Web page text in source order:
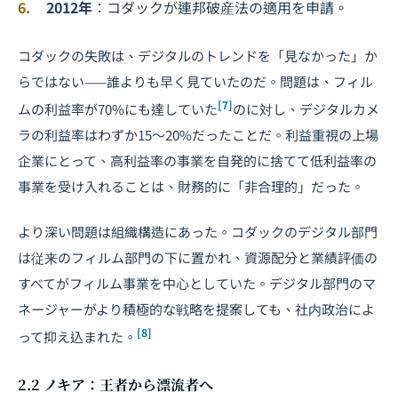
2012年 ：コダックが連邦破産法の適用を申請。
コダックの失敗は、デジタルのトレンドを「見なかった」か
らではない——誰よりも早く見ていたのだ。問題は、フィル
ムの利益率が70%にも達していた[7]のに対し、デジタルカメ
ラの利益率はわずか15〜20%だったことだ。利益重視の上場
企業にとって、高利益率の事業を自発的に捨てて低利益率の
事業を受け入れることは、財務的に「非合理的」だった。
より深い問題は組織構造にあった。コダックのデジタル部門
は従来のフィルム部門の下に置かれ、資源配分と業績評価の
すべてがフィルム事業を中心としていた。デジタル部門のマ
ネージャーがより積極的な戦略を提案しても、社内政治によ
って抑え込まれた。 [8]
2.2 ノキア：王者から漂流者へ